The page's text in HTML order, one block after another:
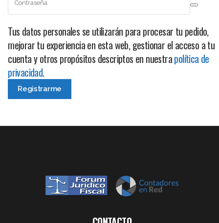
Tus datos personales se utilizarán para procesar tu pedido,
mejorar tu experiencia en esta web, gestionar el acceso a tu
cuenta y otros propósitos descriptos en nuestrapolítica de
privacidad.